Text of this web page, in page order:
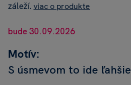
záleží. viac o produkte
bude 30.09.2026
Motív:
S úsmevom to ide ľahšie